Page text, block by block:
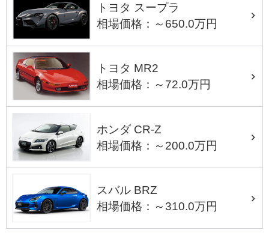
トヨタ スープラ
相場価格：～650.0万円
トヨタ MR2
相場価格：～72.0万円
ホンダ CR-Z
相場価格：～200.0万円
スバル BRZ
相場価格：～310.0万円